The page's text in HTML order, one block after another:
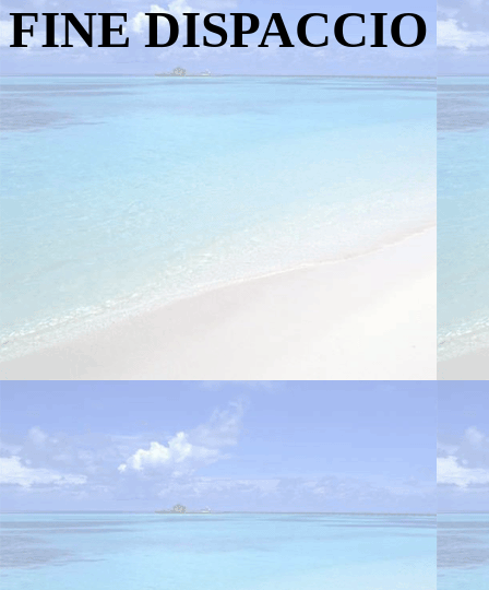
FINE DISPACCIO